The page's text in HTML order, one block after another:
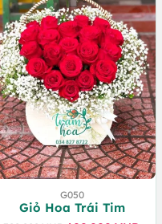
G050
Giỏ Hoa Trái Tim